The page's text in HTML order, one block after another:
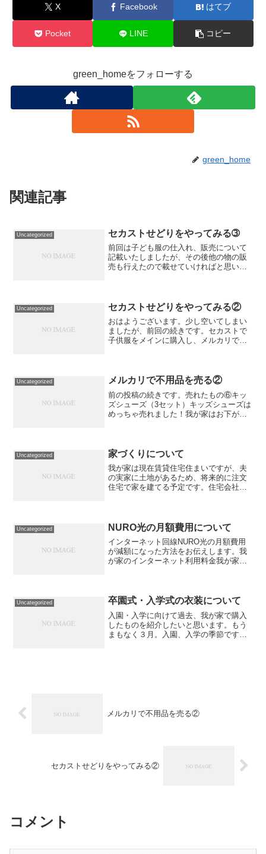
X Facebook はてブ
Pocket LINE コピー
green_homeをフォローする
green_home
関連記事
Uncategorized セカストせどりをやってみる➂
前回は子ども服の仕入れ、販売について
記載いたしましたが、その後他の物の販
売も行えたので載せていければと思いま
は495円で、...
Uncategorized セカストせどりをやってみる②
おはようございます。少し空いてしまい
ましたが、前回の続きです。セカストで
子供服をメインに購入し、メルカリで販
販売価格は2,000円、手...
Uncategorized メルカリで不用品を売る②
前の投稿の続きです。売れたもの⑥キッ
ズシューズ（3セット）キッズシューズは
めっちゃ売れました！我が家はお下がり
セット売りの方が購入し...
Uncategorized 家づくりについて
我が家は現在賃貸住宅住まいですが、夫
の実家に土地があるため、将来的に注文
住宅で家を建てる予定です。住宅会社を
ご紹介します...
Uncategorized NURO光の月額費用について
インターネット回線NURO光の月額費用
が減額になった方法をお伝えします。我
が家のインターネット利用料金我が家
1年間はキ...
Uncategorized 卒園式・入学式の衣装について
入園・入学に向けて過去、我が家で購入
したものを紹介したいと思います。もう
まもなく３月。入園、入学の季節です
メルカリで不用品を売る②
セカストせどりをやってみる②
コメント